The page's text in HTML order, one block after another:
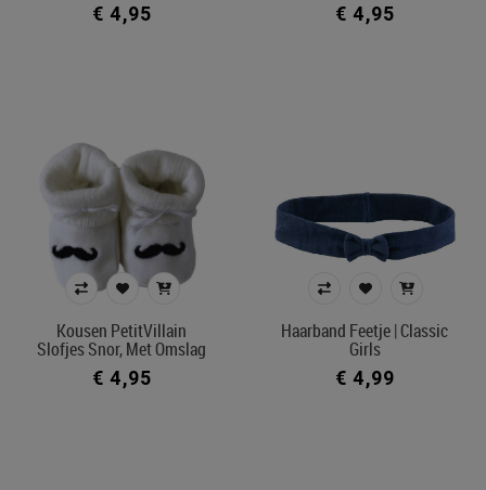
€ 4,95 € 4,95
Kousen PetitVillain
Slofjes Snor, Met Omslag
€ 4,95
Haarband Feetje | Classic
Girls
€ 4,99